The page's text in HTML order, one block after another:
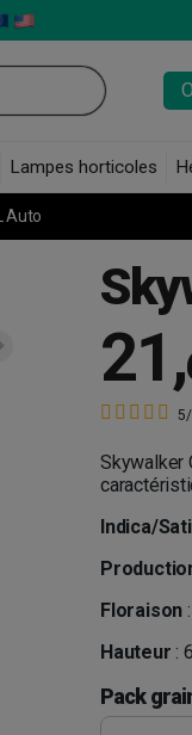
Lampes horticoles
Auto
21,
Skywalker
Indica/
Floraison
Hauteur :
Pack